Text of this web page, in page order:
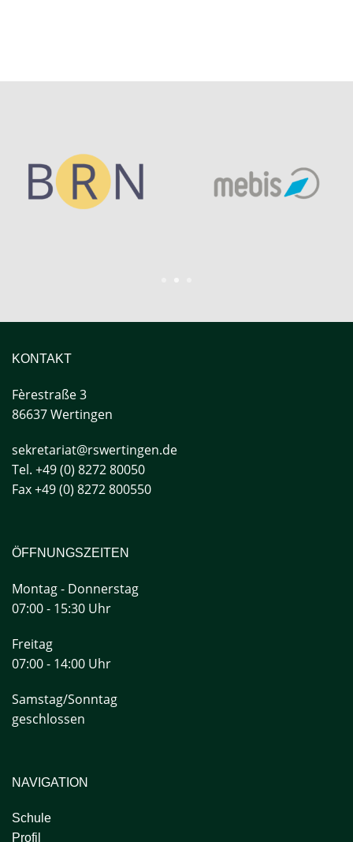
KONTAKT
Fèrestraße3
86637 Wertingen
sekretariat@rswertingen.de
Tel. +49 (0) 8272 80050
Fax +49 (0) 8272 800550
ÖFFNUNGSZEITEN
Montag - Donnerstag
07:00 - 15:30 Uhr
Freitag
07:00 - 14:00 Uhr
Samstag/Sonntag
geschlossen
NAVIGATION
Schule
Profil